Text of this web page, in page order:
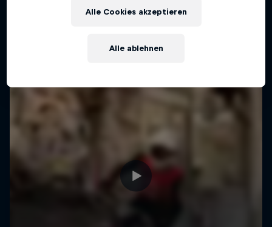
Alle ablehnen
Alle Cookies akzeptieren